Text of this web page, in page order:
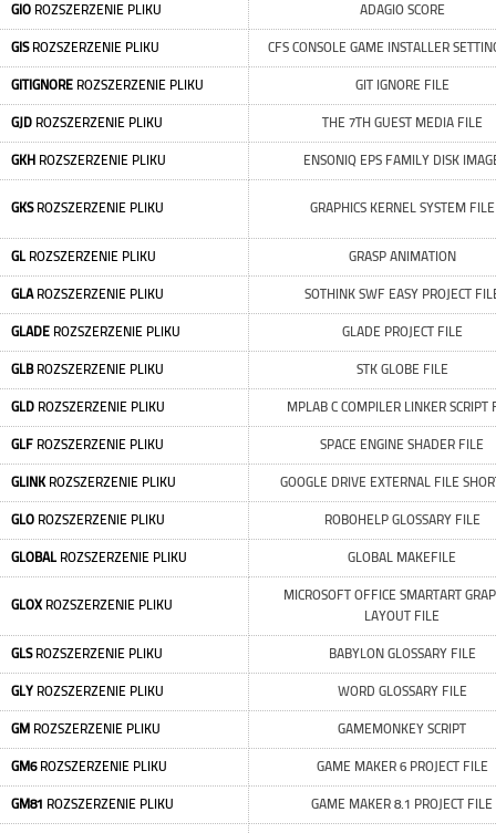
GIO ROZSZERZENIE PLIKU ADAGIO SCORE
GISROZSZERZENIE PLIKU CFS CONSOLE GAME INSTALLER
GITIGNORE ROZSZERZENIE PLIKU GIT IGNORE FILE
GJD ROZSZERZENIE PLIKU THE 7TH GUEST MEDIA FILE
GKH ROZSZERZENIE PLIKU ENSONIQ EPS FAMILY DISK
GKSROZSZERZENIE PLIKU GRAPHICS KERNEL SYSTEM FILE
GLROZSZERZENIE PLIKU GRASP ANIMATION
GLAROZSZERZENIE PLIKU SOTHINK SWF EASY PROJECT
GLADE ROZSZERZENIE PLIKU GLADE PROJECT FILE
GLBROZSZERZENIE PLIKU STK GLOBE FILE
GLD ROZSZERZENIE PLIKU MPLAB C COMPILER LINKER SCRIPT
GLF ROZSZERZENIE PLIKU SPACE ENGINE SHADER FILE
GLINKROZSZERZENIE PLIKU GOOGLE DRIVE EXTERNAL FILE
GLO ROZSZERZENIE PLIKU ROBOHELP GLOSSARY FILE
GLOBALROZSZERZENIE PLIKU GLOBAL MAKEFILE
GLOXROZSZERZENIE PLIKU
MICROSOFT OFFICE SMARTART
LAYOUT FILE
GLSROZSZERZENIE PLIKU BABYLON GLOSSARY FILE
GLY ROZSZERZENIE PLIKU WORD GLOSSARY FILE
GM ROZSZERZENIE PLIKU GAMEMONKEY SCRIPT
GM6ROZSZERZENIE PLIKU GAME MAKER 6 PROJECT FILE
GM81 ROZSZERZENIE PLIKU GAME MAKER 8.1 PROJECT FILE